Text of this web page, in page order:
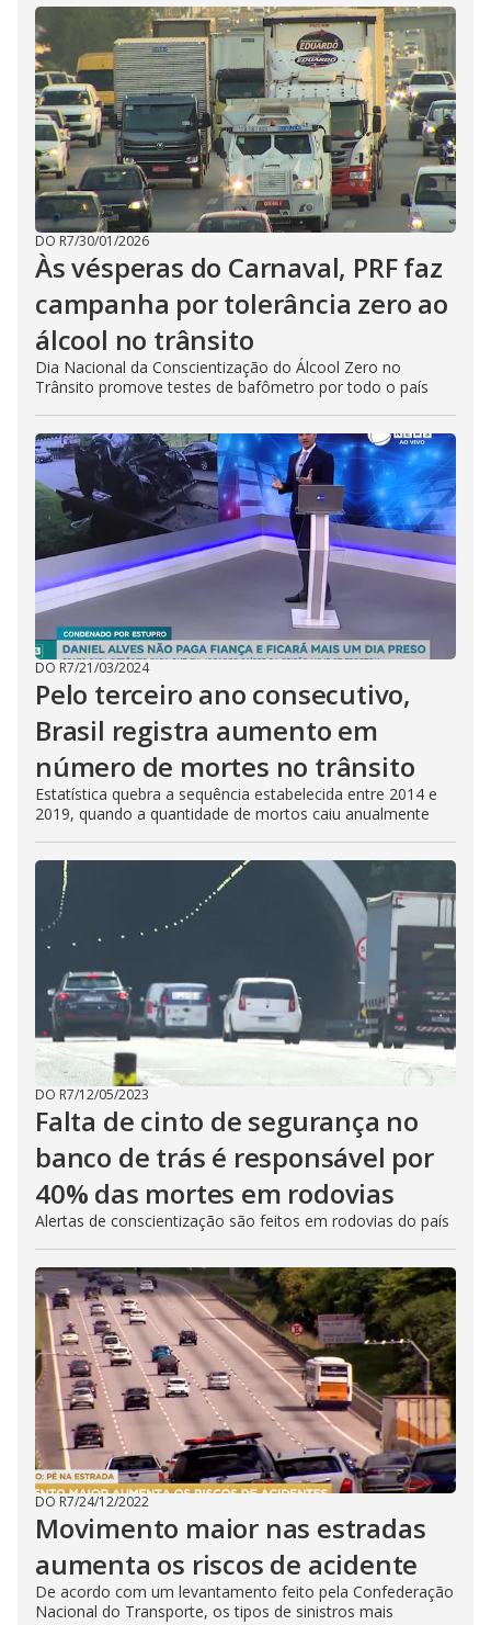
DO R7/30/01/2026
Às vésperas do Carnaval, PRF faz
campanha por tolerância zero ao
álcool no trânsito
Dia Nacional da Conscientização do Álcool Zero no
Trânsito promove testes de bafômetro por todo o país
DO R7/21/03/2024
Pelo terceiro ano consecutivo,
Brasil registra aumento em
número de mortes no trânsito
Estatística quebra a sequência estabelecida entre 2014 e
2019, quando a quantidade de mortos caiu anualmente
DO R7/12/05/2023
Falta de cinto de segurança no
banco de trás é responsável por
40% das mortes em rodovias
Alertas de conscientização são feitos em rodovias do país
DO R7/24/12/2022
Movimento maior nas estradas
aumenta os riscos de acidente
De acordo com um levantamento feito pela Confederação
Nacional do Transporte, os tipos de sinistros mais